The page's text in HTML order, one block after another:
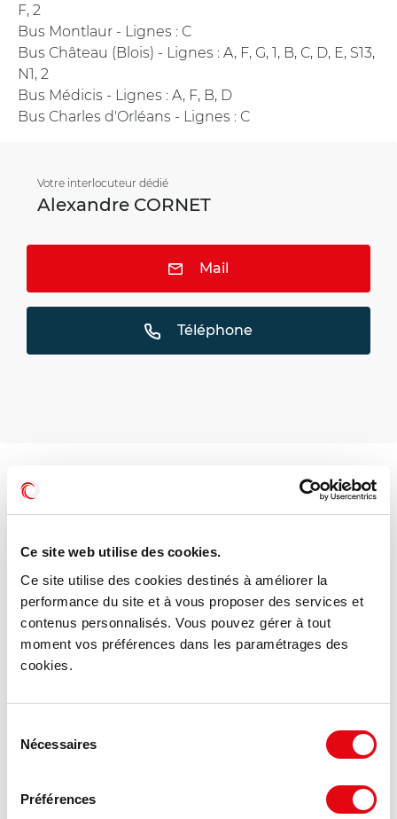
Ce site web utilise des cookies.
Ce site utilise des cookies destinés à améliorer la
performance du site et à vous proposer des services et
contenus personnalisés. Vous pouvez gérer à tout
moment vos préférences dans les paramétrages des
cookies.
Nécessaires
Préférences
F, 2
Bus Montlaur - Lignes : C
Bus Château (Blois) - Lignes : A, F, G, 1, B, C, D, E, S13,
N1, 2
Bus Médicis - Lignes : A, F, B, D
Bus Charles d'Orléans - Lignes : C
Votre interlocuteur dédié
Alexandre CORNET
Mail
Téléphone